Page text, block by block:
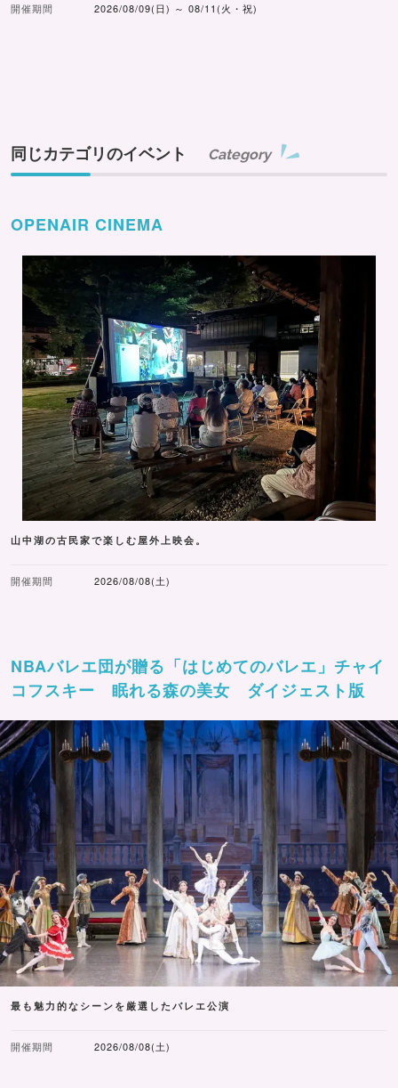
開催期間 2026/08/09(日) ～ 08/11(火・祝)
同じカテゴリのイベント Category
OPENAIR CINEMA
山中湖の古民家で楽しむ屋外上映会。
開催期間 2026/08/08(土)
NBAバレエ団が贈る「はじめてのバレエ」チャイ
コフスキー 眠れる森の美女 ダイジェスト版
最も魅力的なシーンを厳選したバレエ公演
開催期間 2026/08/08(土)